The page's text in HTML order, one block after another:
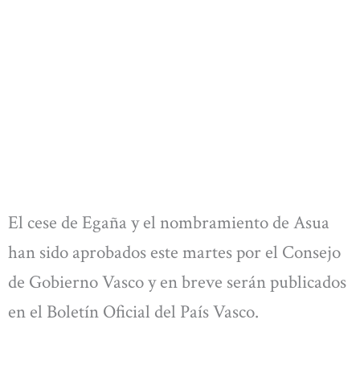
El cese de Egaña y el nombramiento de Asua
han sido aprobados este martes por el Consejo
de Gobierno Vasco y en breve serán publicados
en el Boletín Oficial del País Vasco.